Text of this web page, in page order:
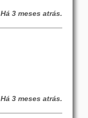
Há 3 meses atrás.
Há 3 meses atrás.